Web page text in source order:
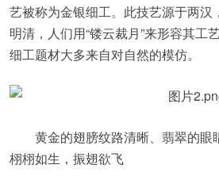
艺被称为金银细工。此技艺源于两汉
明清，人们用“镂云裁月”来形容其工
细工题材大多来自对自然的模仿。
黄金的翅膀纹路清晰、翡翠的眼
栩栩如生，振翅欲飞